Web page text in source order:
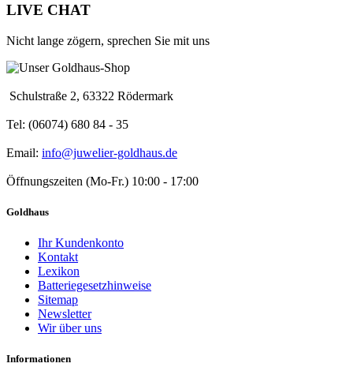
LIVE CHAT
Nicht lange zögern, sprechen Sie mit uns
Schulstraße 2, 63322 Rödermark
Tel: (06074) 680 84 - 35
Email: info@juwelier-goldhaus.de
Öffnungszeiten (Mo-Fr.) 10:00 - 17:00
Goldhaus
Ihr Kundenkonto
Kontakt
Lexikon
Batteriegesetzhinweise
Sitemap
Newsletter
Wir über uns
Informationen